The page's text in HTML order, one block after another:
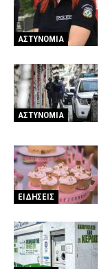
ΑΣΤΥΝΟΜΙΑ
ΑΣΤΥΝΟΜΙΑ
ΕΙΔΗΣΕΙΣ